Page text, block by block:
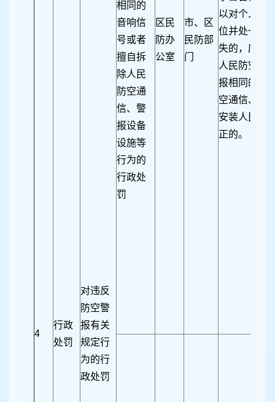
4
行政
处罚
对违反
防空警
报有关
规定行
为的行
政处罚
相同的
音响信
号或者
擅自拆
除人民
防空通
信、警
报设备
设施等
行为的
行政处
罚
区民
防办
公室
市、区
民防部
门
以对个人并
位并处一万
失的，应当
人民防空通
报相同的音
空通信、警
安装人民防
正的。